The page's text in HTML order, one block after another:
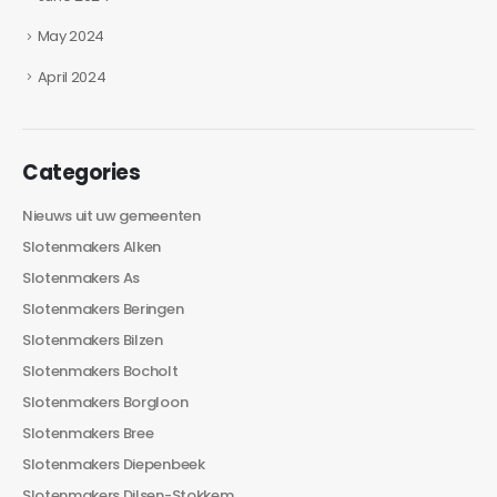
May 2024
April 2024
Categories
Nieuws uit uw gemeenten
Slotenmakers Alken
Slotenmakers As
Slotenmakers Beringen
Slotenmakers Bilzen
Slotenmakers Bocholt
Slotenmakers Borgloon
Slotenmakers Bree
Slotenmakers Diepenbeek